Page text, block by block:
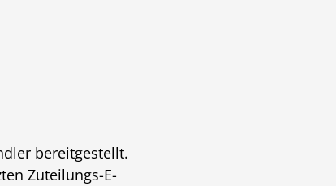
bereitgestellt.
Zuteilungs-E-